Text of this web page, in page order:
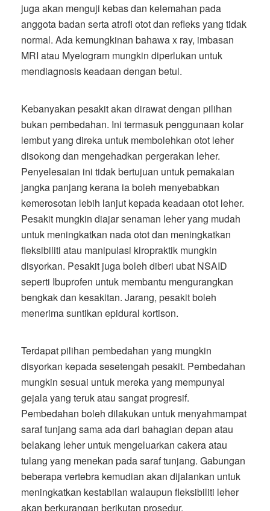
juga akan menguji kebas dan kelemahan pada
anggota badan serta atrofi otot dan refleks yang tidak
normal. Ada kemungkinan bahawa x ray, imbasan
MRI atau Myelogram mungkin diperlukan untuk
mendiagnosis keadaan dengan betul.
Kebanyakan pesakit akan dirawat dengan pilihan
bukan pembedahan. Ini termasuk penggunaan kolar
lembut yang direka untuk membolehkan otot leher
disokong dan mengehadkan pergerakan leher.
Penyelesaian ini tidak bertujuan untuk pemakaian
jangka panjang kerana ia boleh menyebabkan
kemerosotan lebih lanjut kepada keadaan otot leher.
Pesakit mungkin diajar senaman leher yang mudah
untuk meningkatkan nada otot dan meningkatkan
fleksibiliti atau manipulasi kiropraktik mungkin
disyorkan. Pesakit juga boleh diberi ubat NSAID
seperti Ibuprofen untuk membantu mengurangkan
bengkak dan kesakitan. Jarang, pesakit boleh
menerima suntikan epidural kortison.
Terdapat pilihan pembedahan yang mungkin
disyorkan kepada sesetengah pesakit. Pembedahan
mungkin sesuai untuk mereka yang mempunyai
gejala yang teruk atau sangat progresif.
Pembedahan boleh dilakukan untuk menyahmampat
saraf tunjang sama ada dari bahagian depan atau
belakang leher untuk mengeluarkan cakera atau
tulang yang menekan pada saraf tunjang. Gabungan
beberapa vertebra kemudian akan dijalankan untuk
meningkatkan kestabilan walaupun fleksibiliti leher
akan berkurangan berikutan prosedur.